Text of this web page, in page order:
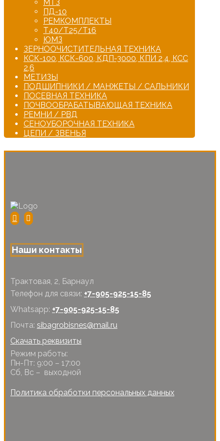
МТЗ
ПД-10
РЕМКОМПЛЕКТЫ
Т40/Т25/Т16
ЮМЗ
ЗЕРНООЧИСТИТЕЛЬНАЯ ТЕХНИКА
КСК-100, КСК-600, КДП-3000, КПИ 2,4, КСС
2,6
МЕТИЗЫ
ПОДШИПНИКИ / МАНЖЕТЫ / САЛЬНИКИ
ПОСЕВНАЯ ТЕХНИКА
ПОЧВООБРАБАТЫВАЮЩАЯ ТЕХНИКА
РЕМНИ / РВД
СЕНОУБОРОЧНАЯ ТЕХНИКА
ЦЕПИ / ЗВЕНЬЯ
Наши контакты
Трактовая, 2, Барнаул
Телефон для связи: +7-905-925-15-85
Whatsapp: +7-905-925-15-85
Почта: sibagrobisnes@mail.ru
Скачать реквизиты
Режим работы:
Пн-Пт: 9:00 – 17:00
Сб, Вс – выходной
Политика обработки персональных данных